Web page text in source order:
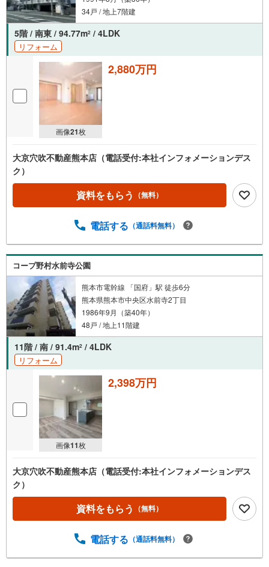
34戸 / 地上7階建
5階 / 南東 / 94.77m2 / 4LDK
リフォーム
画像21枚
2,880万円
大京穴吹不動産熊本店（電話受付:本社インフォメーションデス
ク）
資料をもらう （無料）
電話する （通話料無料）
コープ野村水前寺公園
熊本市電幹線 「国府」駅 徒歩6分
熊本県熊本市中央区水前寺2丁目
1986年9月（築40年）
48戸 / 地上11階建
11階 / 南 / 91.4m2 / 4LDK
リフォーム
画像11枚
2,398万円
大京穴吹不動産熊本店（電話受付:本社インフォメーションデス
ク）
資料をもらう （無料）
電話する （通話料無料）